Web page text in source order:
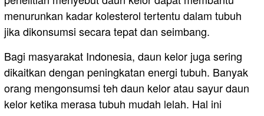
menurunkan kadar kolesterol tertentu dalam tubuh
jika dikonsumsi secara tepat dan seimbang.
Bagi masyarakat Indonesia, daun kelor juga sering
dikaitkan dengan peningkatan energi tubuh. Banyak
orang mengonsumsi teh daun kelor atau sayur daun
kelor ketika merasa tubuh mudah lelah. Hal ini